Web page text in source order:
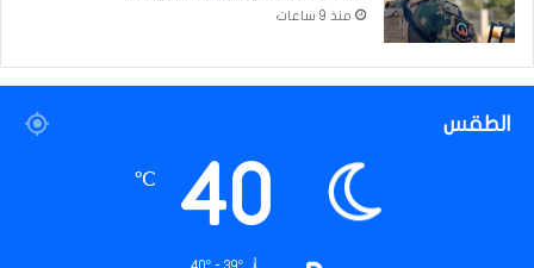
منذ 9 ساعات
الطقس
40
℃